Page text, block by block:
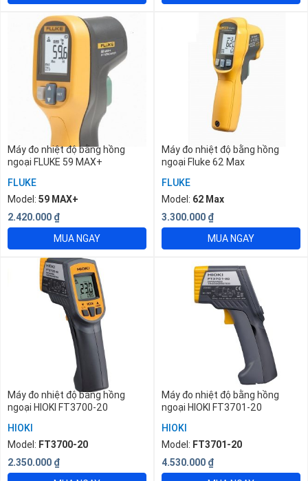
Máy đo nhiệt độ bằng hồng
ngoại FLUKE 59 MAX+
FLUKE
Model: 59 MAX+
2.420.000 ₫
MUA NGAY
Máy đo nhiệt độ bằng hồng
ngoại Fluke 62 Max
FLUKE
Model: 62 Max
3.300.000 ₫
MUA NGAY
Máy đo nhiệt độ bằng hồng
ngoại HIOKI FT3700-20
HIOKI
Model: FT3700-20
2.350.000 ₫
Máy đo nhiệt độ bằng hồng
ngoại HIOKI FT3701-20
HIOKI
Model: FT3701-20
4.530.000 ₫